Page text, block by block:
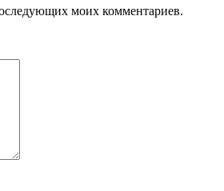
моих комментариев.